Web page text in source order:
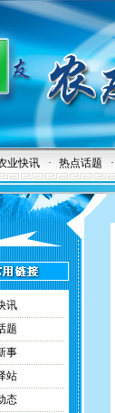
业快讯 · 热点话题 ·
讯
题
事
站
态